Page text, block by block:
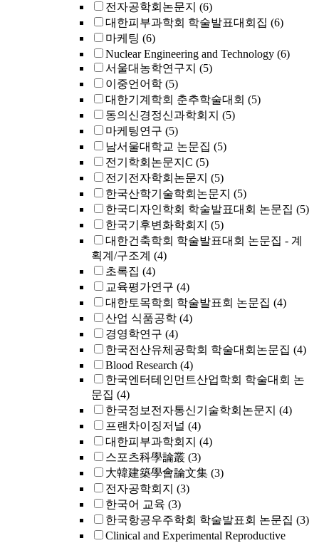
전자공학회논문지 (6)
대한피부과학회 학술발표대회집 (6)
마케팅 (6)
Nuclear Engineering and Technology (6)
서울대농학연구지 (5)
이중언어학 (5)
대한기계학회 춘추학술대회 (5)
동의신경정신과학회지 (5)
마케팅연구 (5)
남서울대학교 논문집 (5)
전기학회논문지C (5)
전기전자학회논문지 (5)
한국산학기술학회논문지 (5)
한국디자인학회 학술발표대회 논문집 (5)
한국기후변화학회지 (5)
대한건축학회 학술발표대회 논문집 - 계
획계/구조계 (4)
초록집 (4)
교육평가연구 (4)
대한토목학회 학술발표회 논문집 (4)
산업 식품공학 (4)
경영학연구 (4)
한국전산유체공학회 학술대회논문집 (4)
Blood Research (4)
한국엔터테인먼트산업학회 학술대회 논
문집 (4)
한국정보전자통신기술학회논문지 (4)
프랜차이징저널 (4)
대한피부과학회지 (4)
스포츠科學論叢 (3)
大韓建築學會論文集 (3)
전자공학회지 (3)
한국어 교육 (3)
한국항공우주학회 학술발표회 논문집 (3)
Clinical and Experimental Reproductive